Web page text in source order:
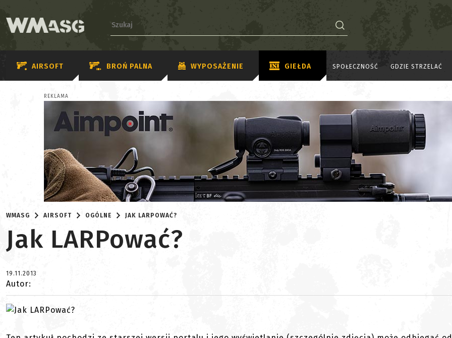
AIRSOFT BROŃ PALNA WYPOSAŻENIE GIEŁDA SPOŁECZNOŚĆ GDZIE STRZELAĆ
REKLAMA
WMASG AIRSOFT OGÓLNE JAK LARPOWAĆ?
Jak LARPować?
19.11.2013
Autor: